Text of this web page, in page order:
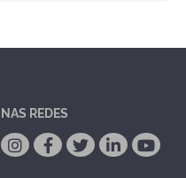
NAS REDES